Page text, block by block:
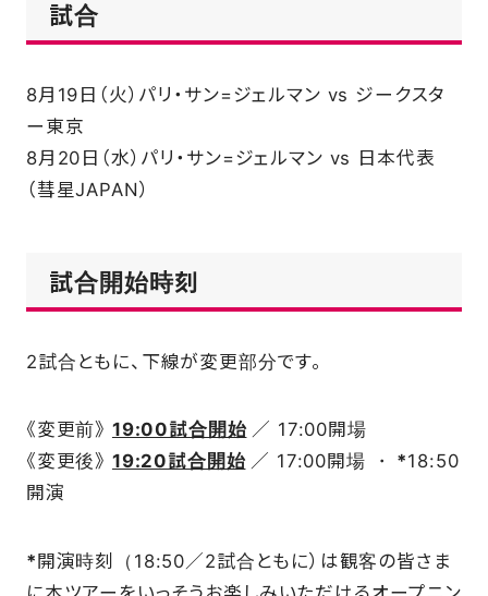
SHOP
CONTACT
お問い合わせ
スクール体験・入会希望
試合
8月19日（火）パリ・サン=ジェルマン vs ジークスタ
ー東京
8月20日（水）パリ・サン=ジェルマン vs 日本代表
（彗星JAPAN）
試合開始時刻
2試合ともに、下線が変更部分です。
《変更前》 19:00試合開始 ／ 17:00開場
《変更後》 19:20試合開始 ／ 17:00開場 ・ *18:50
開演
*開演時刻（18:50／2試合ともに）は観客の皆さま